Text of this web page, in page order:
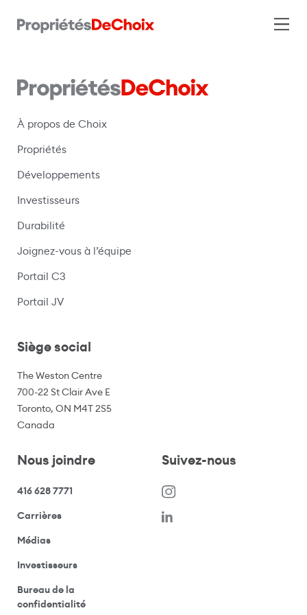
À propos de Choix
Propriétés
Développements
Investisseurs
Durabilité
Joignez-vous à l’équipe
Portail C3
Portail JV(s’ouvre dans une nouvelle fenêtre)
Siège social
The Weston Centre
700-22 St Clair Ave E
Toronto, ON M4T 2S5
Canada
Nous joindre
416 628 7771
Carrières(s’ouvre dans une nouvelle fenêtre)
Médias(ouvre votre application de messagerie)
Investisseurs(ouvre votre application de messagerie)
Bureau de la
confidentialité(ouvre votre application de messagerie)
Suivez-nous